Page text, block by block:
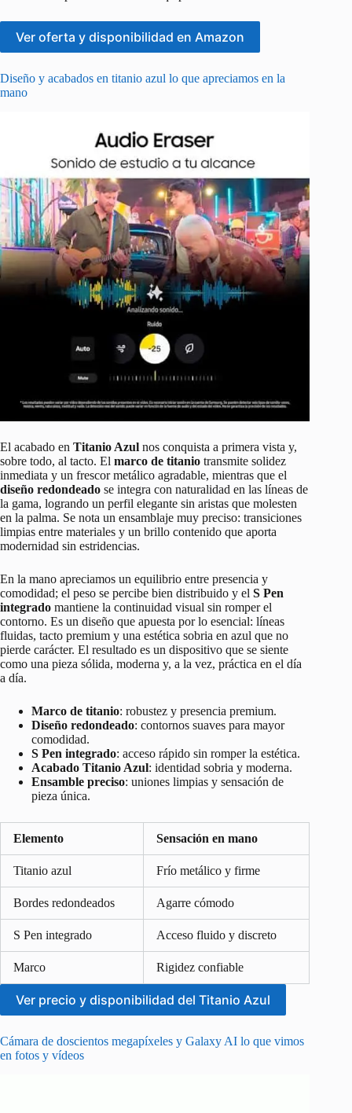
Ver oferta y disponibilidad en Amazon
Diseño y acabados en titanio azul lo que apreciamos en la
mano
El acabado en Titanio Azul nos conquista a primera vista y,
sobre todo, al tacto. El marco de titanio transmite solidez
inmediata y un frescor metálico agradable, mientras que el
diseño redondeado se integra con naturalidad en las líneas de
la gama, logrando un perfil elegante sin aristas que molesten
en la palma. Se nota un ensamblaje muy preciso: transiciones
limpias entre materiales y un brillo contenido que aporta
modernidad sin estridencias.
En la mano apreciamos un equilibrio entre presencia y
comodidad; el peso se percibe bien distribuido y el S Pen
integrado mantiene la continuidad visual sin romper el
contorno. Es un diseño que apuesta por lo esencial: líneas
fluidas, tacto premium y una estética sobria en azul que no
pierde carácter. El resultado es un dispositivo que se siente
como una pieza sólida, moderna y, a la vez, práctica en el día
a día.
Marco de titanio: robustez y presencia premium.
Diseño redondeado: contornos suaves para mayor
comodidad.
S Pen integrado: acceso rápido sin romper la estética.
Acabado Titanio Azul: identidad sobria y moderna.
Ensamble preciso: uniones limpias y sensación de
pieza única.
Elemento Sensación en mano
Titanio azul Frío metálico y firme
Bordes redondeados Agarre cómodo
S Pen integrado Acceso fluido y discreto
Marco Rigidez confiable
Ver precio y disponibilidad del Titanio Azul
Cámara de doscientos megapíxeles y Galaxy AI lo que vimos
en fotos y vídeos